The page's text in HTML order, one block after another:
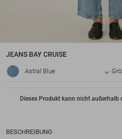
JEANS BAY CRUISE
Astral Blue
Dieses Produkt kann nicht außerhalb
BESCHREIBUNG